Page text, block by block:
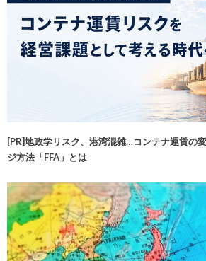
[PR]地政学リスク、港湾混雑…コンテナ運賃の
ジ方法「FFA」とは